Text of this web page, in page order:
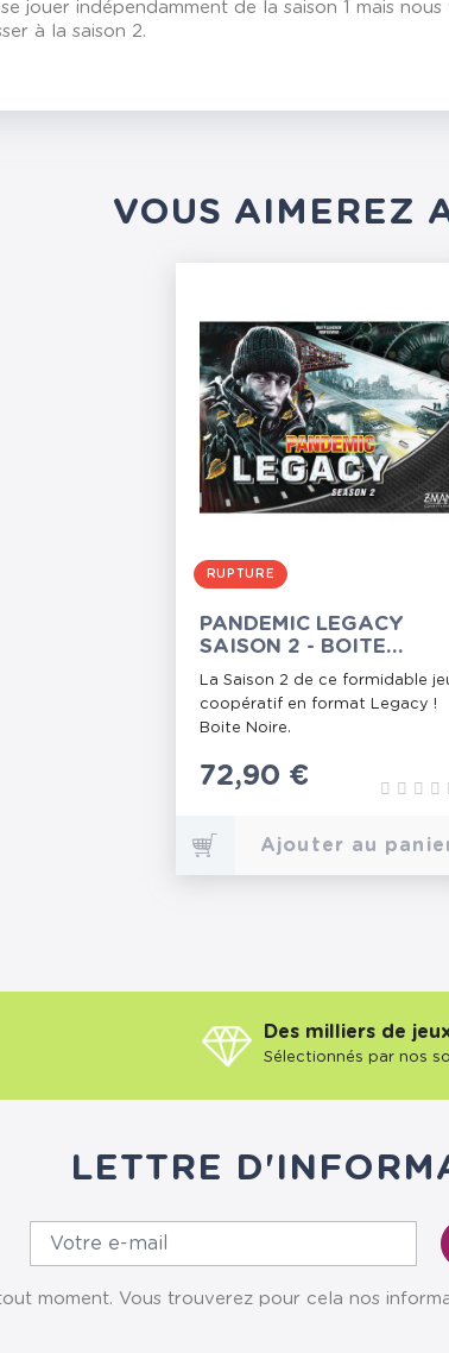
jouer indépendamment de la saison 1 mais
à la saison 2.
VOUS AIMEREZ
RUPTURE
PANDEMIC LEGACY
SAISON 2 - BOITE
La Saison 2 de ce formidable
coopératif en format Legacy !
Boite Noire.
Prix
72,90 €
Ajouter au
Des milliers de
Sélectionnés par nos
LETTRE
moment. Vous trouverez pour cela nos